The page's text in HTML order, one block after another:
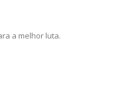
a melhor luta.